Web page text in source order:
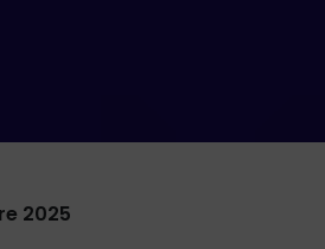
2025